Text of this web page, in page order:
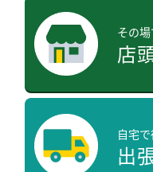
その
店
自宅
出